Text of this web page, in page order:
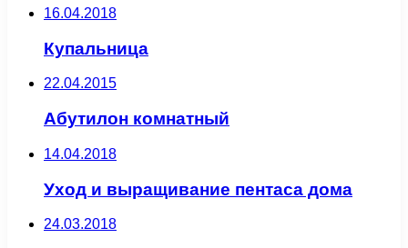
16.04.2018
Купальница
22.04.2015
Абутилон комнатный
14.04.2018
Уход и выращивание пентаса дома
24.03.2018